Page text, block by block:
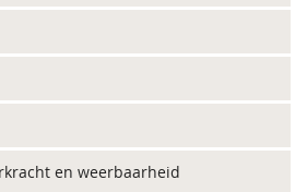
en weerbaarheid